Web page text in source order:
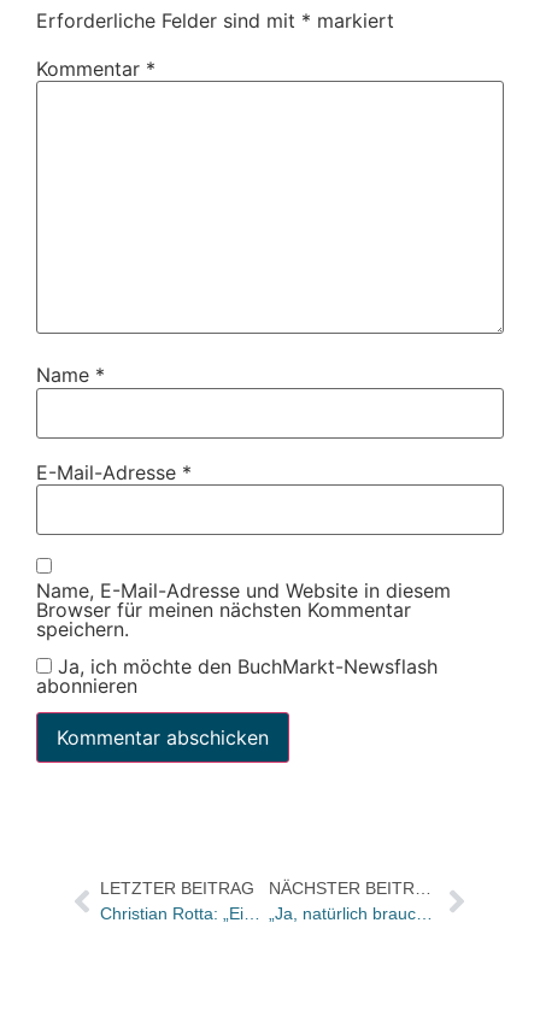
Erforderliche Felder sind mit * markiert
Kommentar *
Name *
E-Mail-Adresse *
Name, E-Mail-Adresse und Website in diesem
Browser für meinen nächsten Kommentar
speichern.
Ja, ich möchte den BuchMarkt-Newsflash
abonnieren
LETZTER BEITRAG
Christian Rotta: „Ein bloßes Zurück zur »Vor-Corona-Zeit« wird es nicht geben“
NÄCHSTER BEITRAG
„Ja, natürlich braucht der Handel ein Reiseregal!“